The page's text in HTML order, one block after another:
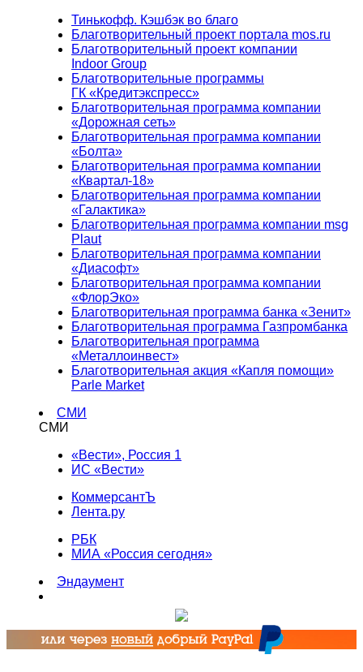
Тинькофф. Кэшбэк во благо
Благотворительный проект портала mos.ru
Благотворительный проект компании
Indoor Group
Благотворительные программы
ГК «Кредитэкспресс»
Благотворительная программа компании
«Дорожная сеть»
Благотворительная программа компании
«Болта»
Благотворительная программа компании
«Квартал-18»
Благотворительная программа компании
«Галактика»
Благотворительная программа компании msg
Plaut
Благотворительная программа компании
«Диасофт»
Благотворительная программа компании
«ФлорЭко»
Благотворительная программа банка «Зенит»
Благотворительная программа Газпромбанка
Благотворительная программа
«Металлоинвест»
Благотворительная акция «Капля помощи»
Parle Market
СМИ
СМИ
«Вести», Россия 1
ИС «Вести»
КоммерсантЪ
Лента.ру
РБК
МИА «Россия сегодня»
Эндаумент